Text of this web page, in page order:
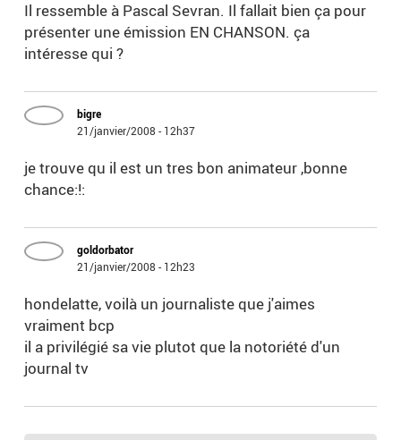
Il ressemble à Pascal Sevran. Il fallait bien ça pour
présenter une émission EN CHANSON. ça
intéresse qui ?
bigre
21/janvier/2008 - 12h37
je trouve qu il est un tres bon animateur ,bonne
chance:!:
goldorbator
21/janvier/2008 - 12h23
hondelatte, voilà un journaliste que j'aimes
vraiment bcp
il a privilégié sa vie plutot que la notoriété d'un
journal tv